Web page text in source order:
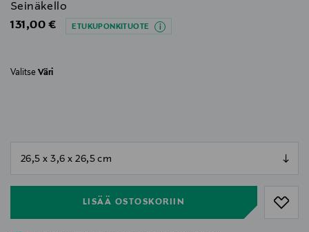
Seinäkello
Original Price
131,00 € ETUKUPONKITUOTE
Valitse Väri
LISÄÄ OSTOSKORIIN